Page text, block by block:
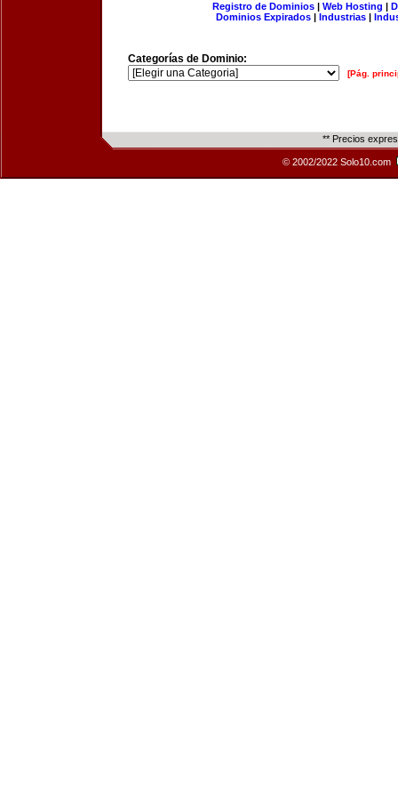
Registro de Dominios| Web Hosting |
Dominios Expirados | Industrias |
Categorías de Dominio:
[Pág.
** Precios
© 2002/2022 Solo10.com